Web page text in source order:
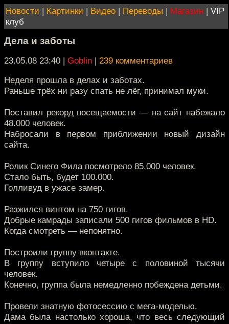
Новости | Картинки | Видео | Переводы | Магазин | VIP
клуб
Дела и заботы
23.05.08 23:40 | Goblin | 239 комментариев
Неделя прошла в делах и заботах.
Раньше трёх ни разу спать не лёг, принимал муки.
Поставил рекорд посещаемости — на сайт набежало
48.000 человек.
Набросали в первом приближении новый дизайн
сайта.
Ролик Синего Фила посмотрело 85.000 человек.
Стало быть, будет 100.000.
Голливуд в ужасе замер.
Разжился винтом на 750 гигов.
Добрые камрады записали 500 гигов фильмов в HD.
Когда смотреть — непонятно.
Построили группу вконтакте.
В группу вступило четыре с половиной тысячи
человек.
Конечно, группа была немедленно побеждена детьми.
Провели знатную фотосессию с мега-моделью.
Дама была настолько хороша, что весь следующий